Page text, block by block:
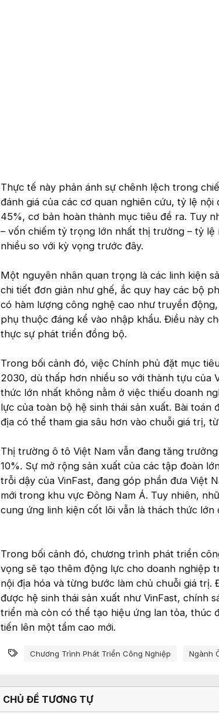
Thực tế này phản ánh sự chênh lệch trong
đánh giá của các cơ quan nghiên cứu, tỷ lệ
45%, cơ bản hoàn thành mục tiêu đề ra. Tuy
– vốn chiếm tỷ trọng lớn nhất thị trường – tỷ
nhiều so với kỳ vọng trước đây.
Một nguyên nhân quan trọng là các linh kiện
chi tiết đơn giản như ghế, ắc quy hay các bộ
có hàm lượng công nghệ cao như truyền
phụ thuộc đáng kể vào nhập khẩu. Điều này
thực sự phát triển đồng bộ.
Trong bối cảnh đó, việc Chính phủ đặt mục
2030, dù thấp hơn nhiều so với thành tựu của
thức lớn nhất không nằm ở việc thiếu doanh
lực của toàn bộ hệ sinh thái sản xuất. Bài toán
địa có thể tham gia sâu hơn vào chuỗi giá trị,
Thị trường ô tô Việt Nam vẫn đang tăng
10%. Sự mở rộng sản xuất của các tập đoàn
trỗi dậy của VinFast, đang góp phần đưa Việt
mới trong khu vực Đông Nam Á. Tuy nhiên,
cung ứng linh kiện cốt lõi vẫn là thách thức lớn
Trong bối cảnh đó, chương trình phát triển
vọng sẽ tạo thêm động lực cho doanh nghiệp
nội địa hóa và từng bước làm chủ chuỗi giá
được hệ sinh thái sản xuất như VinFast, chính
triển mà còn có thể tạo hiệu ứng lan tỏa, thúc
tiến lên một tầm cao mới.
Từ khóa
Chương Trình Phát Triển Công Nghiệp Ngành
CHỦ ĐỀ TƯƠNG TỰ